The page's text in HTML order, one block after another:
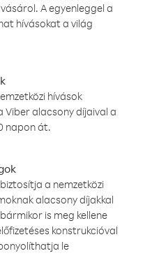
A egyenleggel a
hívásokat a világ
hívások
Viber alacsony díjaival a
napon át.
a nemzetközi
alacsony díjakkal
is meg kellene
konstrukcióval
le